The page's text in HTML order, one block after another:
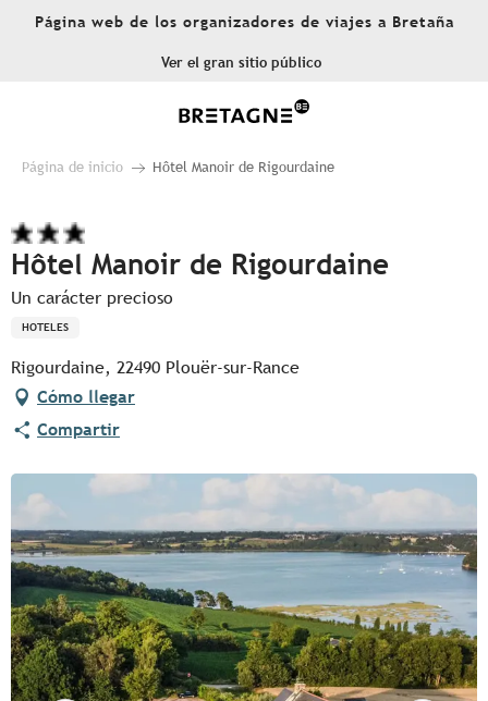
AllerPágina web de los organizadores de viajes a Bretaña
Ver el gran sitio público
Página de inicio Hôtel Manoir de Rigourdaine
Hôtel Manoir de Rigourdaine
Un carácter precioso
HOTELES
Rigourdaine, 22490 Plouër-sur-Rance
Cómo llegar
Compartir